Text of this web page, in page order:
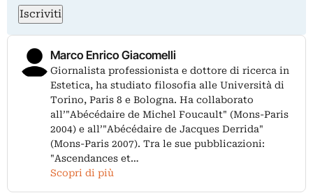
Iscriviti
Marco Enrico Giacomelli
Giornalista professionista e dottore di ricerca in
Estetica, ha studiato filosofia alle Università di
Torino, Paris 8 e Bologna. Ha collaborato
all’"Abécédaire de Michel Foucault" (Mons-Paris
2004) e all’"Abécédaire de Jacques Derrida"
(Mons-Paris 2007). Tra le sue pubblicazioni:
"Ascendances et…
Scopri di più